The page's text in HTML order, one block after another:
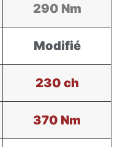
290 Nm
Modifié
230 ch
370 Nm